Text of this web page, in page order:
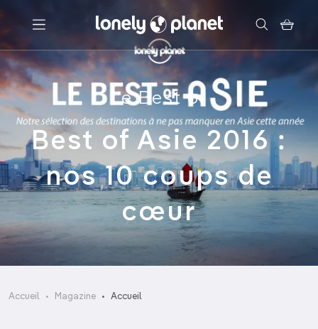
Menu
Votre recherche
Le Best of
Best of Asie 2016 :
nos 10 coups de
cœur
Accueil Magazine Accueil